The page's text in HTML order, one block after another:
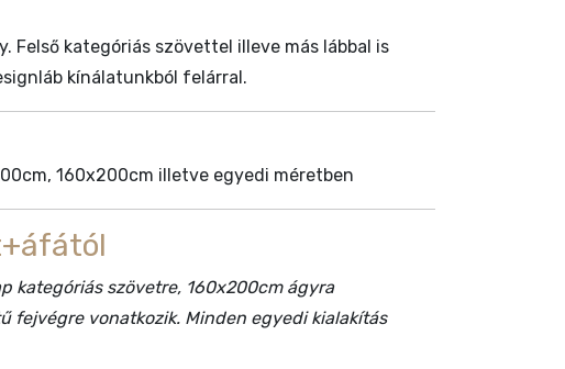
Felső kategóriás szövettel illeve más lábbal is
kínálatunkból felárral.
160x200cm illetve egyedi méretben
kategóriás szövetre, 160x200cm ágyra
fejvégre vonatkozik. Minden egyedi kialakítás